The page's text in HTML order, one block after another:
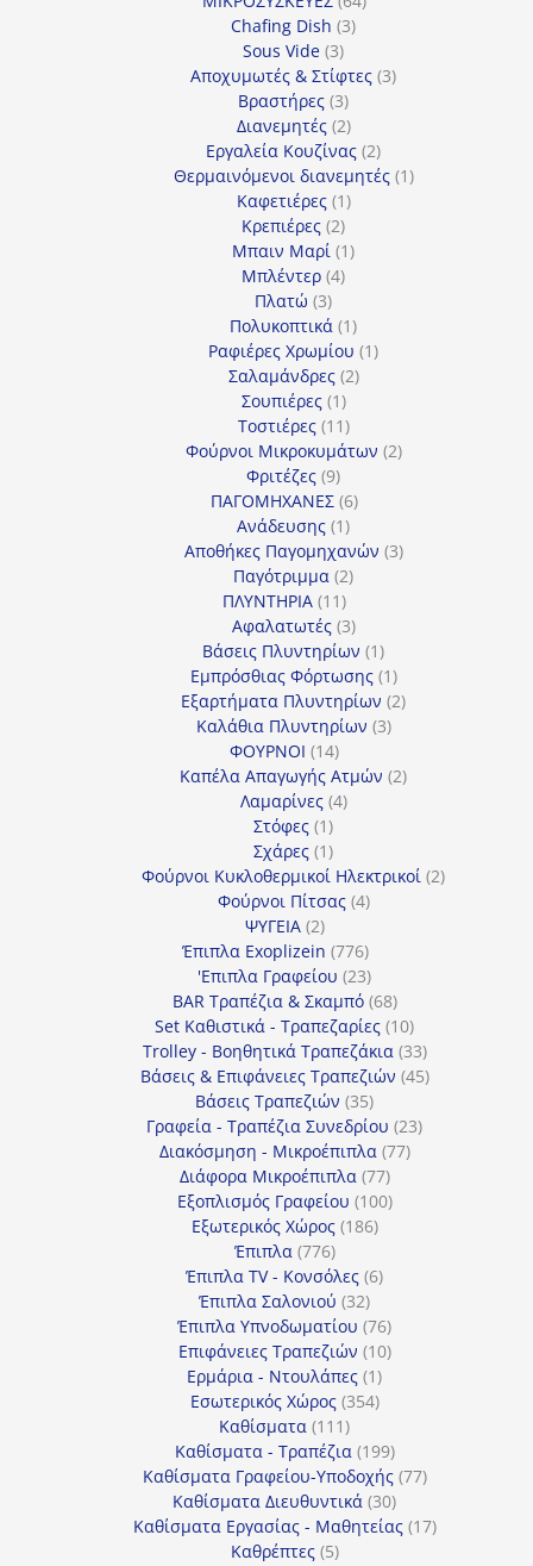
Chafing Dish 33
Sous Vide 33
προϊόντα
Αποχυμωτές & Στίφτες 33
Βραστήρες 33
προϊόντα
Διανεμητές 22
προϊόντα
Εργαλεία Κουζίνας 22
προϊόντα
Θερμαινόμενοι διανεμητές 11
Καφετιέρες 11
προϊόν
Κρεπιέρες 22
προϊόντα
Μπαιν Μαρί 11
Μπλέντερ 44
Πλατώ 33
προϊόντα
Πολυκοπτικά 11
προϊόν
Ραφιέρες Χρωμίου 11
Σαλαμάνδρες 22
Σουπιέρες 11
προϊόν
Τοστιέρες 1111
προϊόντα
Φούρνοι Μικροκυμάτων 22
Φριτέζες 99
προϊόντα
ΠΑΓΟΜΗΧΑΝΕΣ 66
Ανάδευσης 11
προϊόν
Αποθήκες Παγομηχανών 33
Παγότριμμα 22
ΠΛΥΝΤΗΡΙΑ 1111
προϊόντα
Αφαλατωτές 33
προϊόντα
Βάσεις Πλυντηρίων 11
προϊόν
Εμπρόσθιας Φόρτωσης 11
προϊόν
Εξαρτήματα Πλυντηρίων 22
Καλάθια Πλυντηρίων 33
ΦΟΥΡΝΟΙ 1414
προϊόντα
Καπέλα Απαγωγής Ατμών 22
Λαμαρίνες 44
Στόφες 11
προϊόν
Σχάρες 11
προϊόν
Φούρνοι Κυκλοθερμικοί Ηλεκτρικοί 22
Φούρνοι Πίτσας 44
ΨΥΓΕΙΑ 22
προϊόντα
Έπιπλα Exoplizein 776776
προϊόντα
'Επιπλα Γραφείου 2323
προϊόντα
BAR Τραπέζια & Σκαμπό 6868
προϊόντα
Set Καθιστικά - Τραπεζαρίες 1010
προϊόντα
Trolley - Βοηθητικά Τραπεζάκια 3333
προϊόντα
Βάσεις & Επιφάνειες Τραπεζιών 4545
Βάσεις Τραπεζιών 3535
προϊόντα
Γραφεία - Τραπέζια Συνεδρίου 2323
Διακόσμηση - Μικροέπιπλα 7777
Διάφορα Μικροέπιπλα 7777
προϊόντα
Εξοπλισμός Γραφείου 100100
Εξωτερικός Χώρος 186186
Έπιπλα 776776
προϊόντα
Έπιπλα TV - Κονσόλες 66
Έπιπλα Σαλονιού 3232
προϊόντα
Έπιπλα Υπνοδωματίου 7676
προϊόντα
Επιφάνειες Τραπεζιών 1010
Ερμάρια - Ντουλάπες 11
προϊόν
Εσωτερικός Χώρος 354354
Καθίσματα 111111
προϊόντα
Καθίσματα - Τραπέζια 199199
προϊόντα
Καθίσματα Γραφείου-Υποδοχής 7777
Καθίσματα Διευθυντικά 3030
προϊόντα
Καθίσματα Εργασίας - Μαθητείας 1717
Καθρέπτες 55